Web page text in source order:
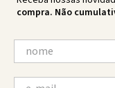
compra. Não